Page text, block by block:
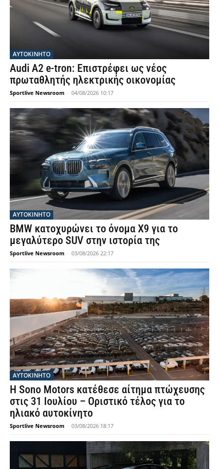
ΑΥΤΟΚΙΝΗΤΟ
Audi A2 e-tron: Επιστρέφει ως νέος
πρωταθλητής ηλεκτρικής οικονομίας
Sportlive Newsroom - 04/08/2026 10:17
ΑΥΤΟΚΙΝΗΤΟ
BMW κατοχυρώνει το όνομα X9 για το
μεγαλύτερο SUV στην ιστορία της
Sportlive Newsroom - 03/08/2026 22:17
ΑΥΤΟΚΙΝΗΤΟ
Η Sono Motors κατέθεσε αίτημα πτώχευσης
στις 31 Ιουλίου – Οριστικό τέλος για το
ηλιακό αυτοκίνητο
Sportlive Newsroom - 03/08/2026 18:17